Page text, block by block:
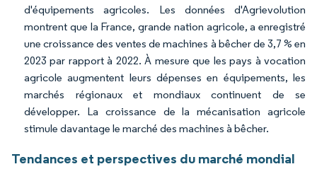
d'équipements agricoles. Les données d'Agrievolution
montrent que la France, grande nation agricole, a enregistré
une croissance des ventes de machines à bêcher de 3,7 % en
2023 par rapport à 2022. À mesure que les pays à vocation
agricole augmentent leurs dépenses en équipements, les
marchés régionaux et mondiaux continuent de se
développer. La croissance de la mécanisation agricole
stimule davantage le marché des machines à bêcher.
Tendances et perspectives du marché mondial